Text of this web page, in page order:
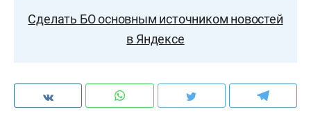
Сделать БО основным источником новостей
в Яндексе